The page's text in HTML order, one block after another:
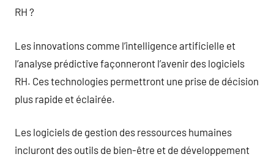
RH ?
Les innovations comme l’intelligence artificielle et
l’analyse prédictive façonneront l’avenir des logiciels
RH. Ces technologies permettront une prise de décision
plus rapide et éclairée.
Les logiciels de gestion des ressources humaines
incluront des outils de bien-être et de développement